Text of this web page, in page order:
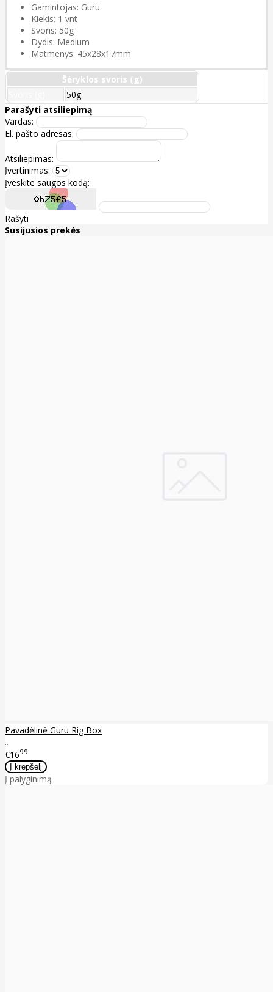
Gamintojas: Guru
Kiekis: 1 vnt
Svoris: 50g
Dydis: Medium
Matmenys: 45x28x17mm
Šėryklos svoris (g)
50g
Parašyti atsiliepimą
Vardas:
El. pašto adresas:
Atsiliepimas:
Įvertinimas:
Įveskite saugos kodą:
Rašyti
Susijusios prekės
Pavadėlinė Guru Rig Box
..
€1699
Į palyginimą